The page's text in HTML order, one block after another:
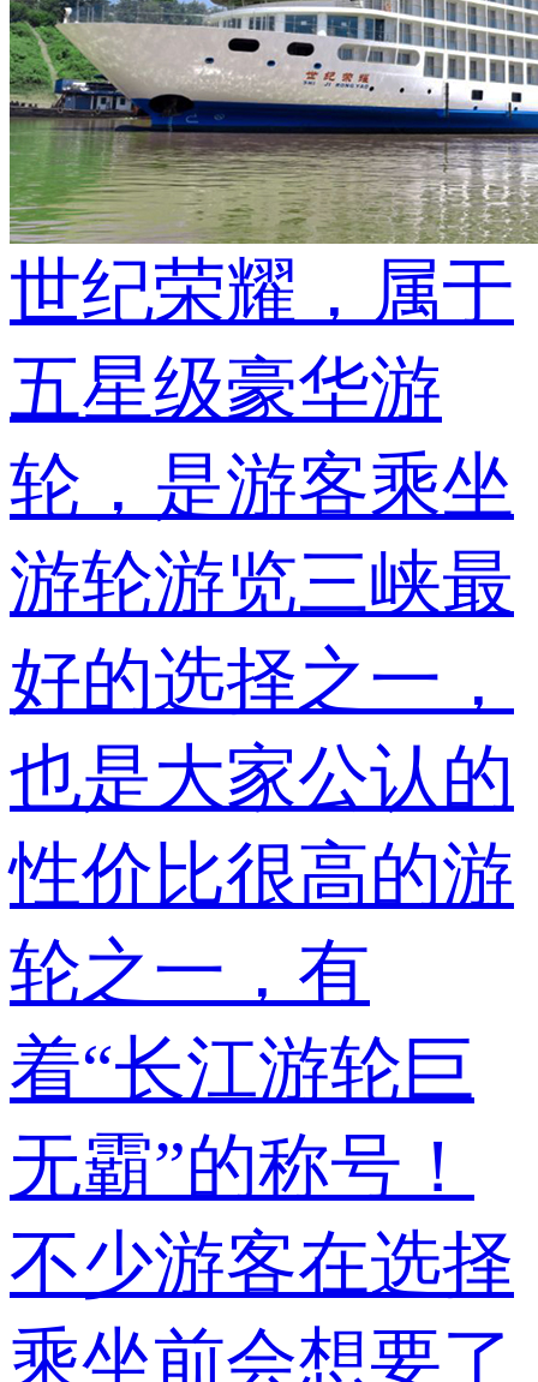
世纪荣耀，属于
五星级豪华游
轮，是游客乘坐
游轮游览三峡最
好的选择之一，
也是大家公认的
性价比很高的游
轮之一，有
着“长江游轮巨
无霸”的称号！
不少游客在选择
乘坐前会想要了